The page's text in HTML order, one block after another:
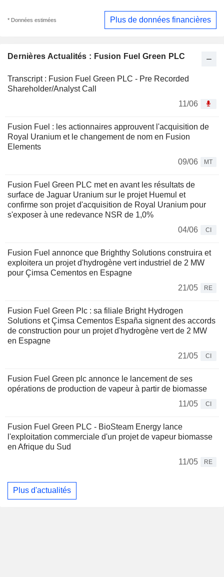
Dernières Actualités : Fusion Fuel Green PLC
Transcript : Fusion Fuel Green PLC - Pre Recorded
Shareholder/Analyst Call
11/06
Fusion Fuel : les actionnaires approuvent l'acquisition de
Royal Uranium et le changement de nom en Fusion
Elements
09/06
MT
Fusion Fuel Green PLC met en avant les résultats de
surface de Jaguar Uranium sur le projet Huemul et
confirme son projet d'acquisition de Royal Uranium pour
s'exposer à une redevance NSR de 1,0%
04/06
CI
Fusion Fuel annonce que Brighthy Solutions construira et
exploitera un projet d'hydrogène vert industriel de 2 MW
pour Çimsa Cementos en Espagne
21/05
RE
Fusion Fuel Green Plc : sa filiale Bright Hydrogen
Solutions et Çimsa Cementos España signent des accords
de construction pour un projet d'hydrogène vert de 2 MW
en Espagne
21/05
CI
Fusion Fuel Green plc annonce le lancement de ses
opérations de production de vapeur à partir de biomasse
11/05
CI
Fusion Fuel Green PLC - BioSteam Energy lance
l'exploitation commerciale d'un projet de vapeur biomasse
en Afrique du Sud
11/05
RE
Plus d'actualités
* Données estimées Plus de données financières